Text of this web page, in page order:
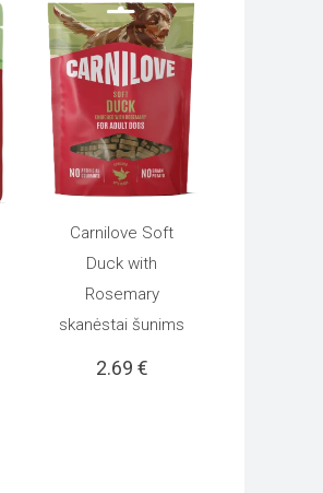
Į KREPŠELĮ
Carnilove Soft
Duck with
Rosemary
skanėstai šunims
2.69 €